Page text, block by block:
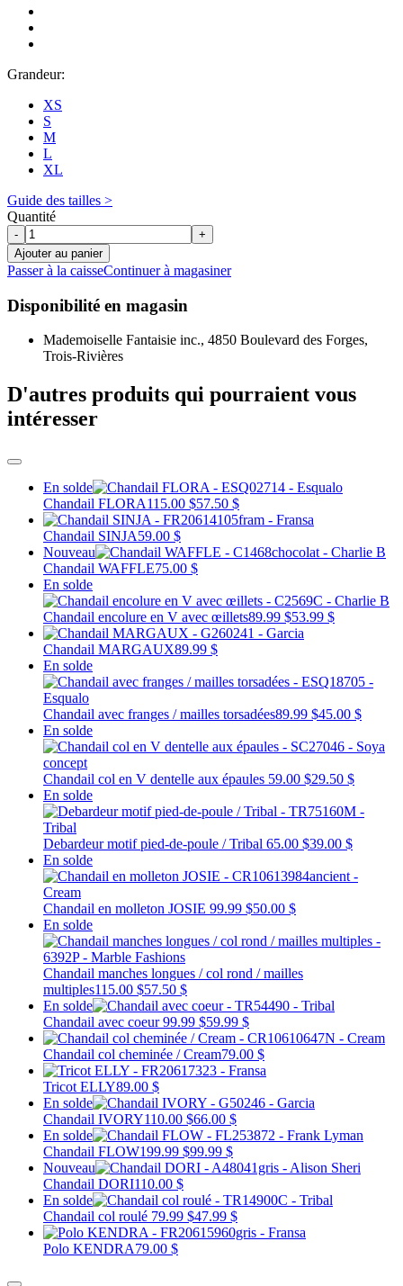
Grandeur:
XS
S
M
L
XL
Guide des tailles >
Quantité
-
+
Ajouter au panier
Passer à la caisseContinuer à magasiner
Disponibilité en magasin
Mademoiselle Fantaisie inc., 4850 Boulevard des Forges,
Trois-Rivières
D'autres produits qui pourraient vous
intéresser
En solde
Chandail FLORA115.00 $57.50 $
Chandail SINJA59.00 $
Nouveau
Chandail WAFFLE75.00 $
En solde
Chandail encolure en V avec œillets89.99 $53.99 $
Chandail MARGAUX89.99 $
En solde
Chandail avec franges / mailles torsadées89.99 $45.00 $
En solde
Chandail col en V dentelle aux épaules 59.00 $29.50 $
En solde
Debardeur motif pied-de-poule / Tribal 65.00 $39.00 $
En solde
Chandail en molleton JOSIE 99.99 $50.00 $
En solde
Chandail manches longues / col rond / mailles
multiples115.00 $57.50 $
En solde
Chandail avec coeur99.99 $59.99 $
Chandail col cheminée / Cream79.00 $
Tricot ELLY89.00 $
En solde
Chandail IVORY110.00 $66.00 $
En solde
Chandail FLOW199.99 $99.99 $
Nouveau
Chandail DORI110.00 $
En solde
Chandail col roulé 79.99 $47.99 $
Polo KENDRA79.00 $